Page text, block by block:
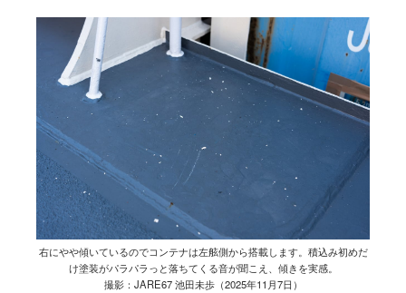
右にやや傾いているのでコンテナは左舷側から搭載します。積込み初めだ
け塗装がパラパラっと落ちてくる音が聞こえ、傾きを実感。
撮影：JARE67 池田未歩（2025年11月7日）